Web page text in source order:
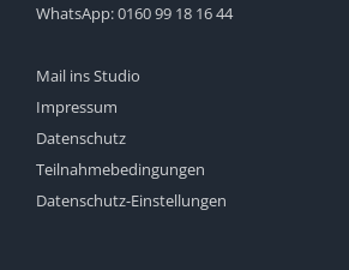
WhatsApp:0160 99 18 16 44
Mail ins Studio
Impressum
Datenschutz
Teilnahmebedingungen
Datenschutz-Einstellungen